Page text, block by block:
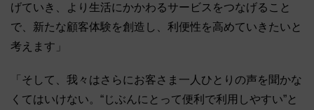
げていき、より生活にかかわるサービスをつなげること
で、新たな顧客体験を創造し、利便性を高めていきたいと
考えます」
「そして、我々はさらにお客さま一人ひとりの声を聞かな
くてはいけない。“じぶんにとって便利で利用しやすい”と